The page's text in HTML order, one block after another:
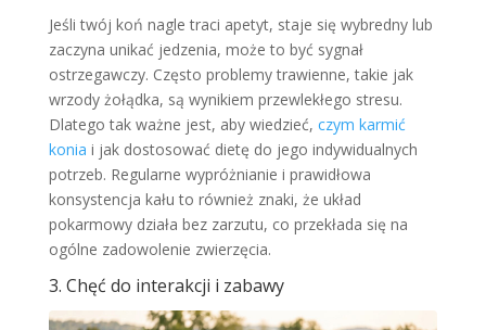
Jeśli twój koń nagle traci apetyt, staje się wybredny lub
zaczyna unikać jedzenia, może to być sygnał
ostrzegawczy. Często problemy trawienne, takie jak
wrzody żołądka, są wynikiem przewlekłego stresu.
Dlatego tak ważne jest, aby wiedzieć, czym karmić
konia i jak dostosować dietę do jego indywidualnych
potrzeb. Regularne wypróżnianie i prawidłowa
konsystencja kału to również znaki, że układ
pokarmowy działa bez zarzutu, co przekłada się na
ogólne zadowolenie zwierzęcia.
3. Chęć do interakcji i zabawy